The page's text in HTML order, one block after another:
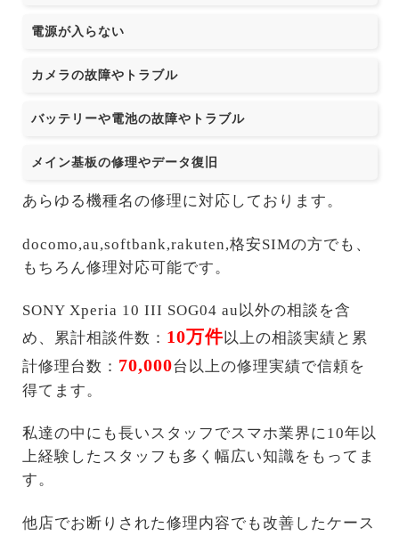
電源が入らない
カメラの故障やトラブル
バッテリーや電池の故障やトラブル
メイン基板の修理やデータ復旧
あらゆる機種名の修理に対応しております。
docomo,au,softbank,rakuten,格安SIMの方でも、
もちろん修理対応可能です。
SONY Xperia 10 III SOG04 au以外の相談を含
め、累計相談件数： 10万件以上の相談実績と累
計修理台数： 70,000台以上の修理実績で信頼を
得てます。
私達の中にも長いスタッフでスマホ業界に10年以
上経験したスタッフも多く幅広い知識をもってま
す。
他店でお断りされた修理内容でも改善したケース